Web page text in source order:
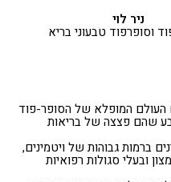
ניר לוי
וסופרפוד טבעוני בריא
העולם המופלא של הסופר-פוד
שהם פצצה של בריאות
ברמות גבוהות של ויטמינים,
ובעלי סגולות רפואיות